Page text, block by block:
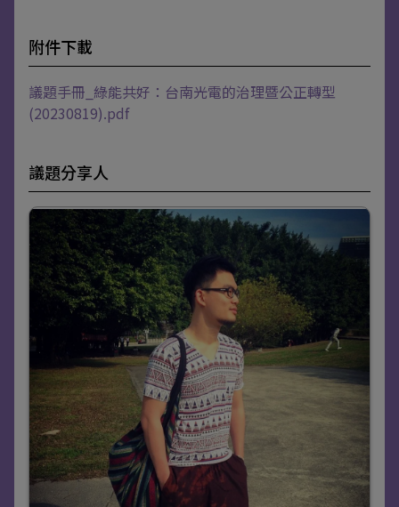
附件下載
議題手冊_綠能共好：台南光電的治理暨公正轉型
(20230819).pdf
議題分享人